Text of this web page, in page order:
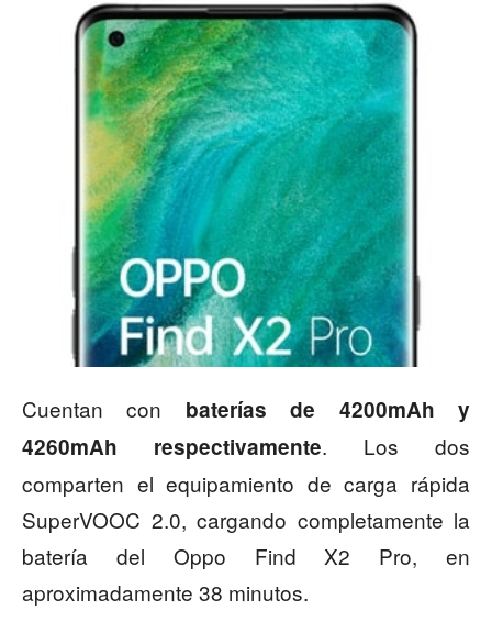
Cuentan con baterías de 4200mAh y
4260mAh respectivamente. Los dos
comparten el equipamiento de carga rápida
SuperVOOC 2.0, cargando completamente la
batería del Oppo Find X2 Pro, en
aproximadamente 38 minutos.